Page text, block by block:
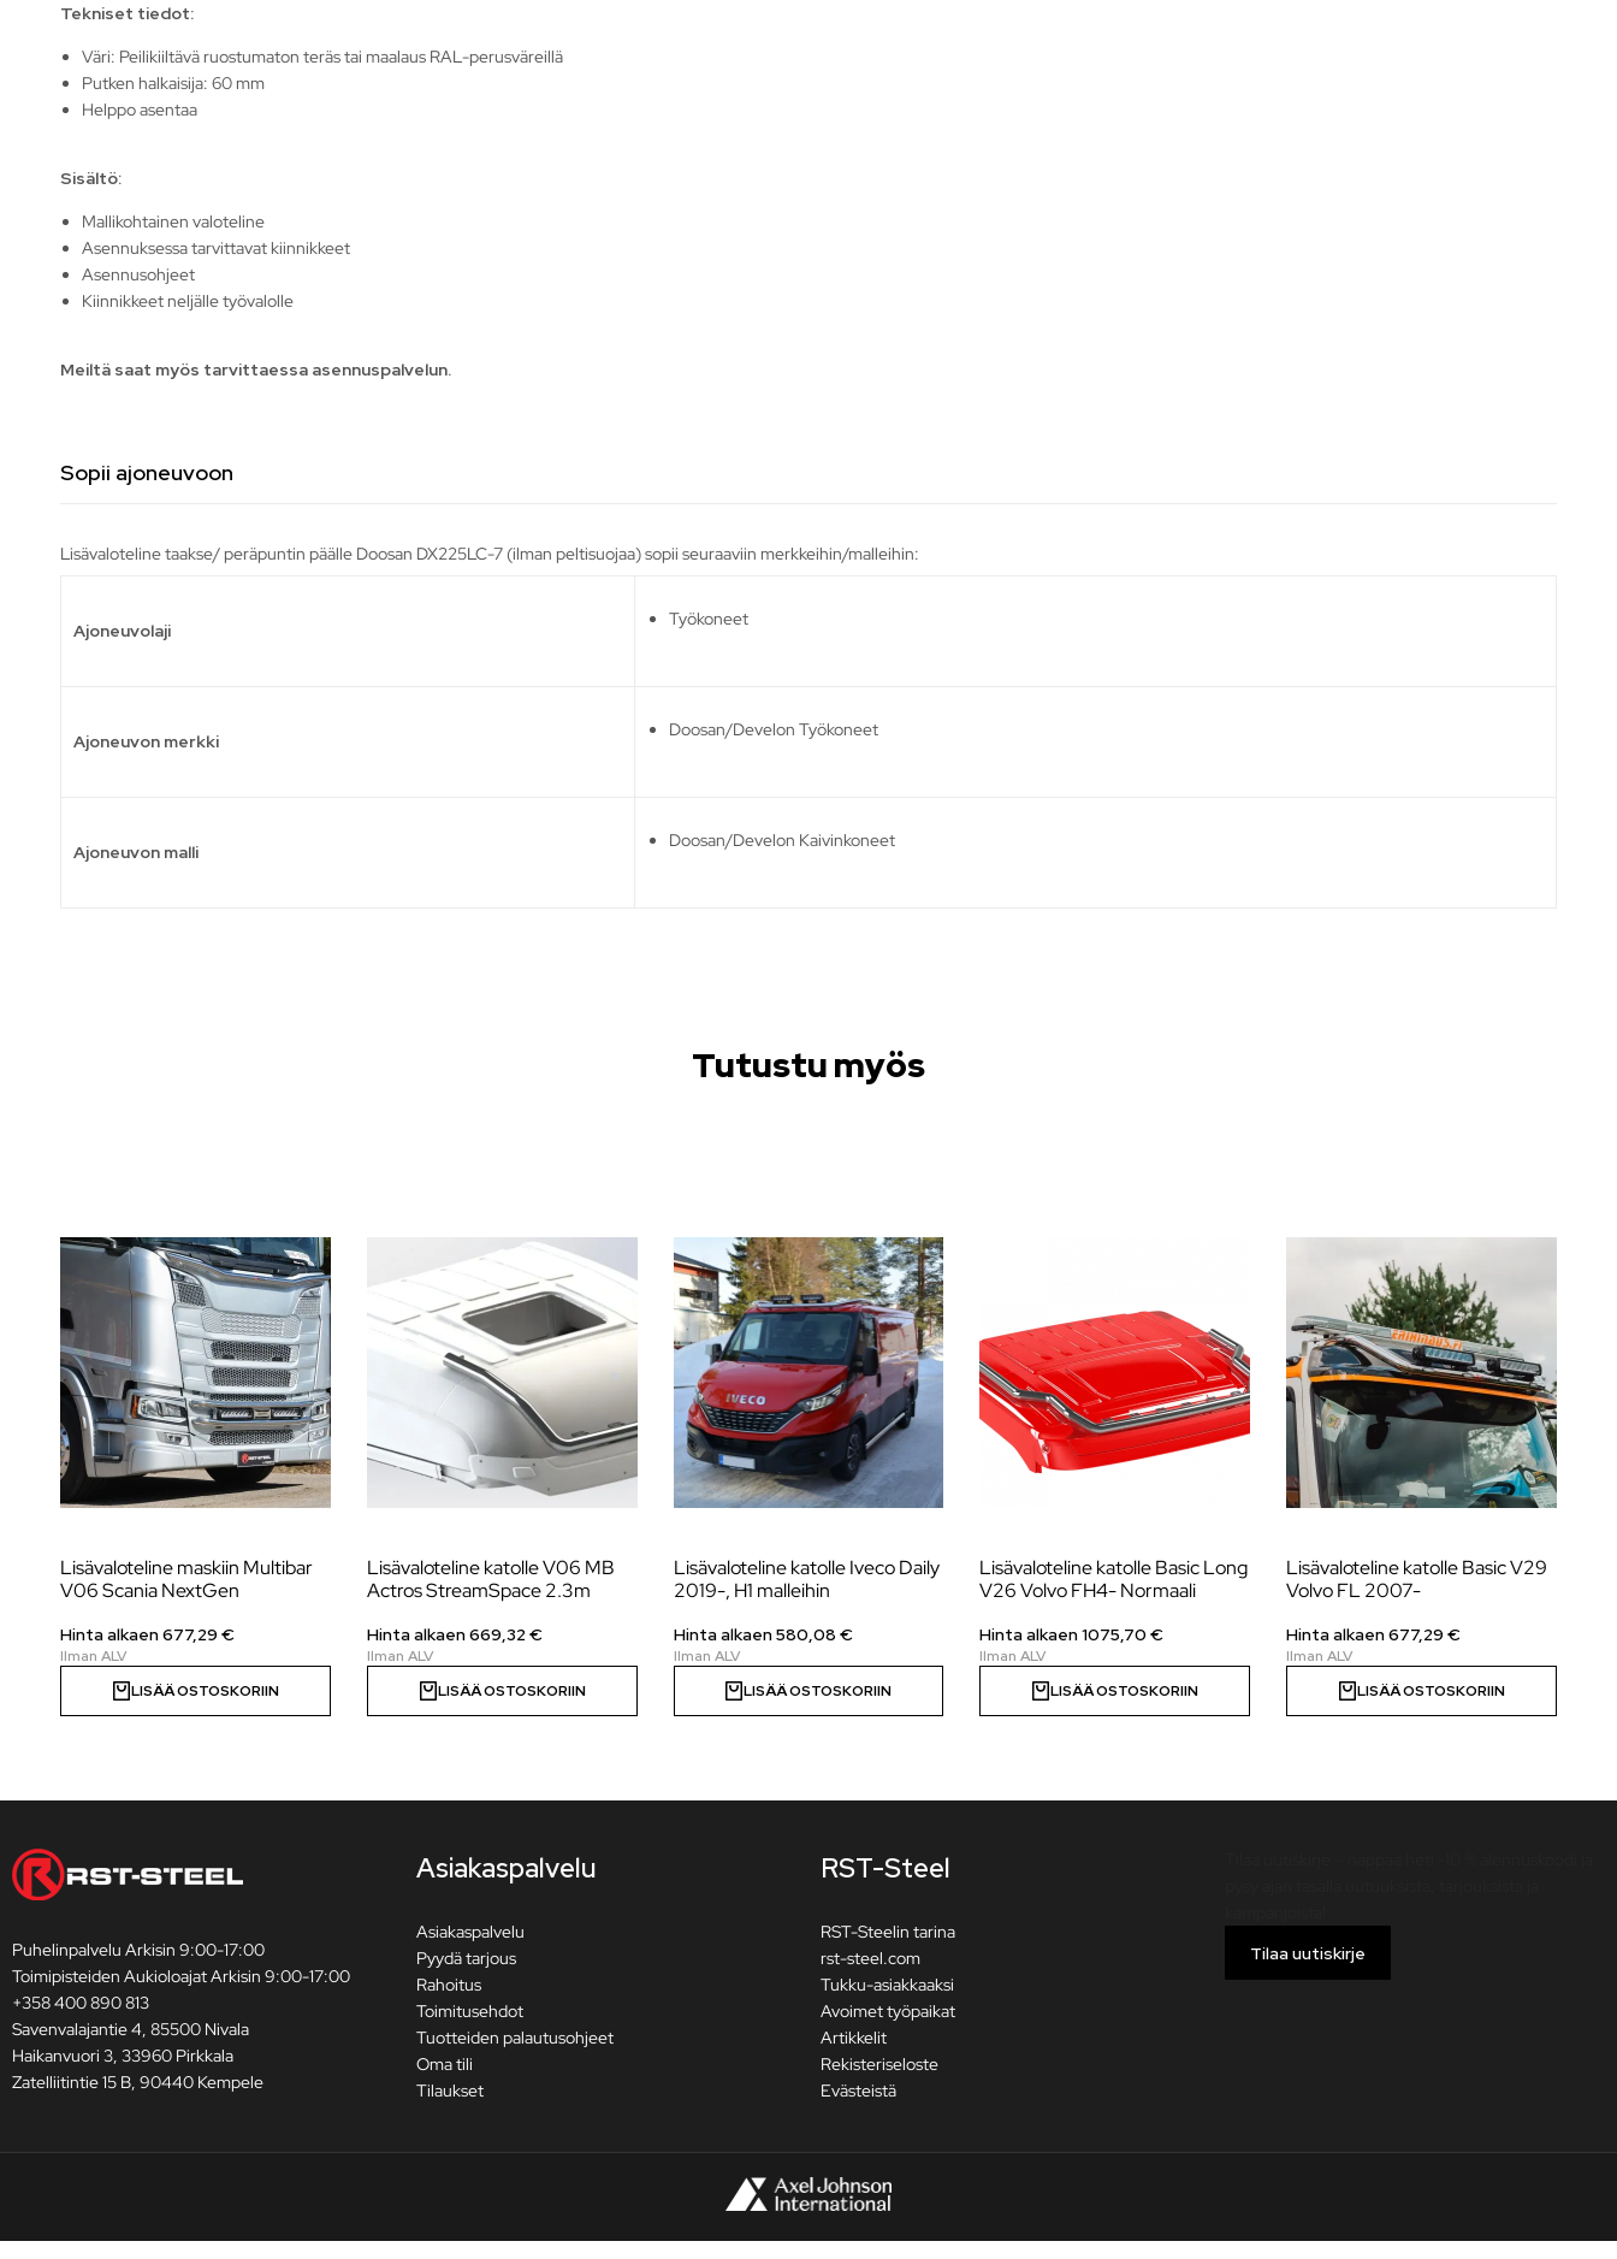
Tekniset tiedot:
Väri: Peilikiiltävä ruostumaton teräs tai maalaus RAL-perusväreillä
Putken halkaisija: 60 mm
Helppo asentaa
Sisältö:
Mallikohtainen valoteline
Asennuksessa tarvittavat kiinnikkeet
Asennusohjeet
Kiinnikkeet neljälle työvalolle
Meiltä saat myös tarvittaessa asennuspalvelun.
Sopii ajoneuvoon
Lisävaloteline taakse/ peräpuntin päälle Doosan DX225LC-7 (ilman peltisuojaa) sopii seuraaviin merkkeihin/malleihin:
Ajoneuvolaji
Työkoneet
Ajoneuvon merkki
Doosan/Develon Työkoneet
Ajoneuvon malli
Doosan/Develon Kaivinkoneet
Tutustu myös
Lisävaloteline maskiin Multibar
V06 Scania NextGen
Hinta alkaen677,29 €
LISÄÄ OSTOSKORIIN
Lisävaloteline katolle V06 MB
Actros StreamSpace 2.3m
Hinta alkaen669,32€
LISÄÄ OSTOSKORIIN
Lisävaloteline katolle Iveco Daily
2019-, H1 malleihin
Hinta alkaen580,08 €
LISÄÄ OSTOSKORIIN
Lisävaloteline katolle Basic Long
V26 Volvo FH4- Normaali
Hinta alkaen1075,70€
LISÄÄ OSTOSKORIIN
Lisävaloteline katolle Basic V29
Volvo FL 2007-
Hinta alkaen677,29€
LISÄÄ OSTOSKORIIN
Puhelinpalvelu Arkisin 9:00-17:00
Toimipisteiden Aukioloajat Arkisin 9:00-17:00
+358 400 890 813
Savenvalajantie 4, 85500 Nivala
Haikanvuori 3, 33960 Pirkkala
Zatelliitintie 15 B, 90440 Kempele
Asiakaspalvelu
Asiakaspalvelu
Pyydä tarjous
Rahoitus
Toimitusehdot
Tuotteiden palautusohjeet
Oma tili
Tilaukset
RST-Steel
RST-Steelin tarina
rst-steel.com
Tukku-asiakkaaksi
Avoimet työpaikat
Artikkelit
Rekisteriseloste
Evästeistä
Tilaa uutiskirje